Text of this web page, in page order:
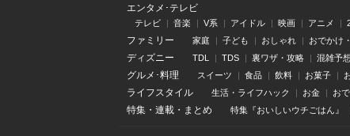
エンタメ･テレビ
テレビ 音楽 V系 アイドル 映画 アニメ
ファミリー 家庭 子ども おしゃれ おでかけ
ディズニー TDL TDS 裏ワザ・攻略 混雑予想
グルメ･料理 スイーツ 食品 飲料 お菓子
ライフスタイル 生活・ライフハック お金 お
特集 ・ 連載 ・ まとめ 特集『おいしいウチごはん』